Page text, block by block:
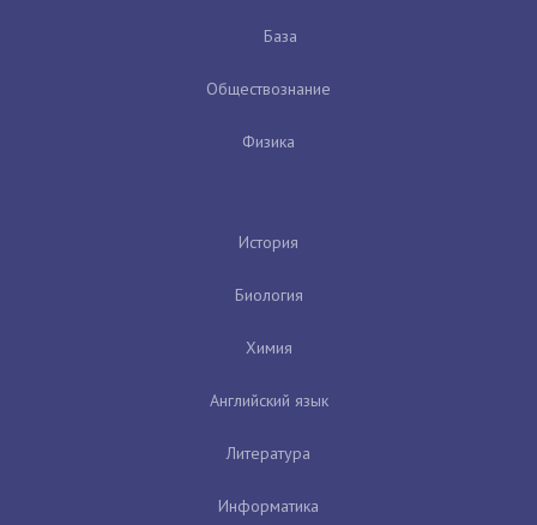
База
Обществознание
Физика
История
Биология
Химия
Английский язык
Литература
Информатика